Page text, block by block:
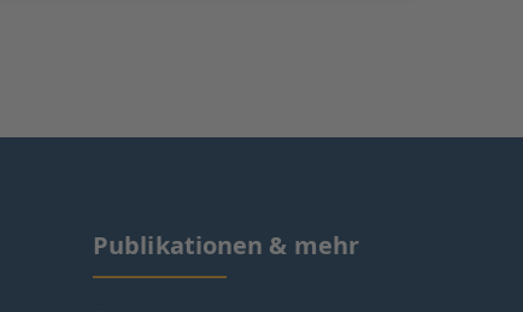
Publikationen & mehr